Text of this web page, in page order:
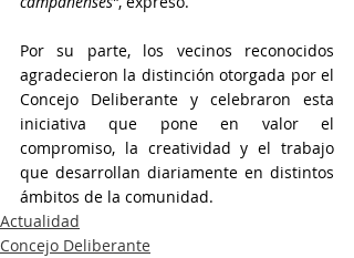
Por su parte, los vecinos reconocidos
agradecieron la distinción otorgada por el
Concejo Deliberante y celebraron esta
iniciativa que pone en valor el
compromiso, la creatividad y el trabajo
que desarrollan diariamente en distintos
ámbitos de la comunidad.
Actualidad
Concejo Deliberante